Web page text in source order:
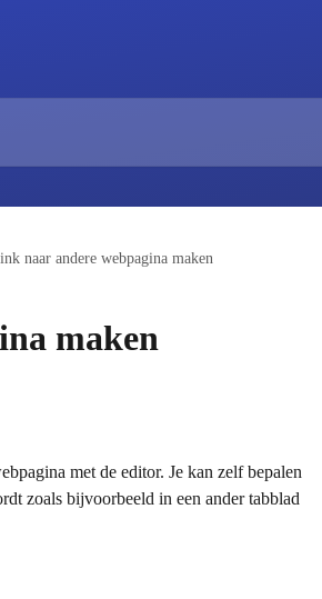
naar andere webpagina maken
maken
met de editor. Je kan zelf bepalen
zoals bijvoorbeeld in een ander tabblad